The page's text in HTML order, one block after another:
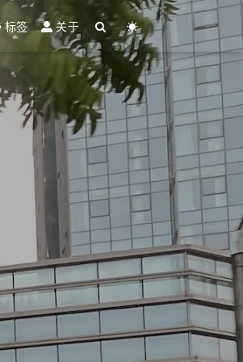
标签 关于